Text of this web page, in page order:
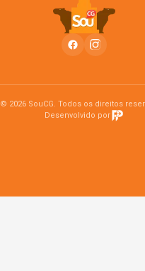
© 2026 SouCG. Todos os direitos
Desenvolvido por